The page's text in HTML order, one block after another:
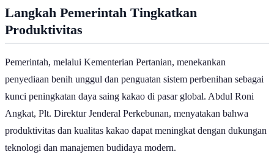
Langkah Pemerintah Tingkatkan
Produktivitas
Pemerintah, melalui Kementerian Pertanian, menekankan
penyediaan benih unggul dan penguatan sistem perbenihan sebagai
kunci peningkatan daya saing kakao di pasar global. Abdul Roni
Angkat, Plt. Direktur Jenderal Perkebunan, menyatakan bahwa
produktivitas dan kualitas kakao dapat meningkat dengan dukungan
teknologi dan manajemen budidaya modern.